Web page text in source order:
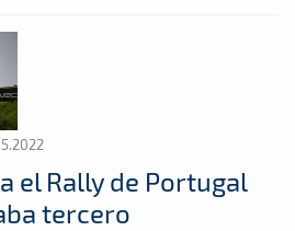
el Rally de Portugal
tercero